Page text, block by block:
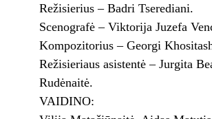
Režisierius – Badri Tserediani.
Scenografė – Viktorija Juzefa
Kompozitorius – Georgi
Režisieriaus asistentė – Jurgita
Rudėnaitė.
VAIDINO: